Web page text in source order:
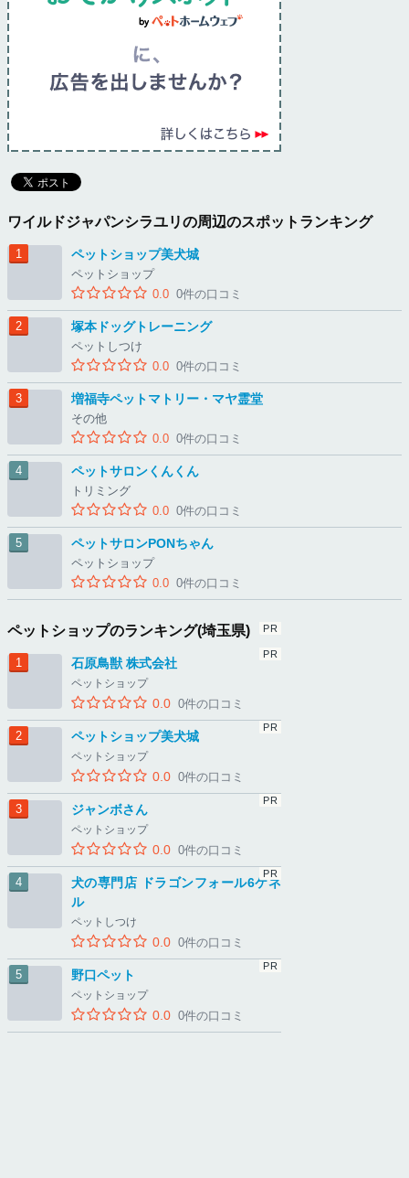
ワイルドジャパンシラユリの周辺のスポットランキング
ペットショップ美犬城
ペットショップ
0.0 0件の口コミ
塚本ドッグトレーニング
ペットしつけ
0.0 0件の口コミ
増福寺ペットマトリー・マヤ霊堂
その他
0.0 0件の口コミ
ペットサロンくんくん
トリミング
0.0 0件の口コミ
ペットサロンPONちゃん
ペットショップ
0.0 0件の口コミ
ペットショップのランキング(埼玉県)
石原鳥獣 株式会社
ペットショップ
0.0 0件の口コミ
ペットショップ美犬城
ペットショップ
0.0 0件の口コミ
ジャンボさん
ペットショップ
0.0 0件の口コミ
犬の専門店 ドラゴンフォール6ケネ
ル
ペットしつけ
0.0 0件の口コミ
野口ペット
ペットショップ
0.0 0件の口コミ